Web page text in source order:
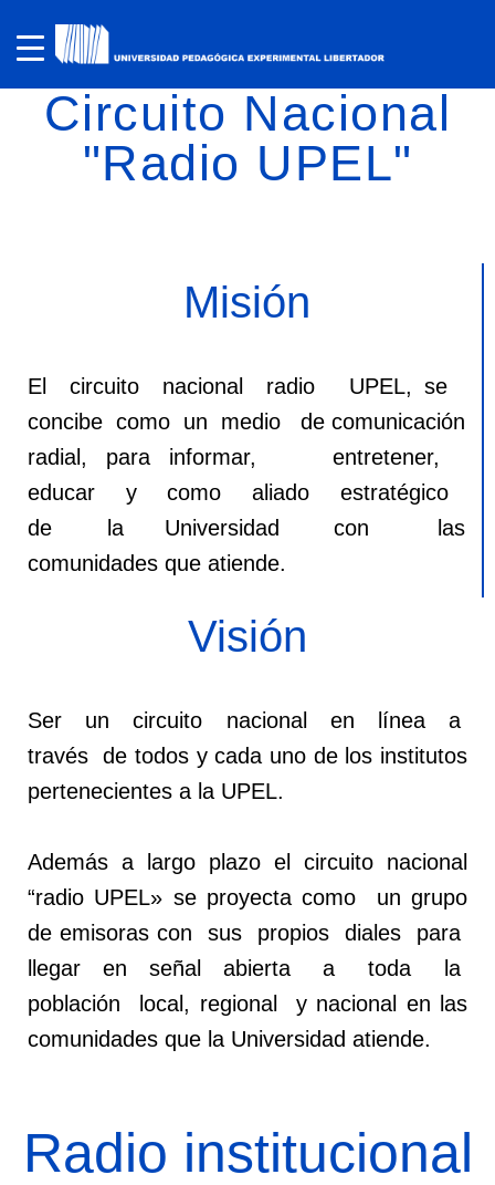
Circuito Nacional
"Radio UPEL"
Misión
El circuito nacional radio UPEL, se
concibe como un medio de comunicación
radial, para informar, entretener,
educar y como aliado estratégico
de la Universidad con las
comunidades que atiende.
Visión
Ser un circuito nacional en línea a
través de todos y cada uno de los institutos
pertenecientes a la UPEL.
Además a largo plazo el circuito nacional
“radio UPEL» se proyecta como un grupo
de emisoras con sus propios diales para
llegar en señal abierta a toda la
población local, regional y nacional en las
comunidades que la Universidad atiende.
Radio institucional